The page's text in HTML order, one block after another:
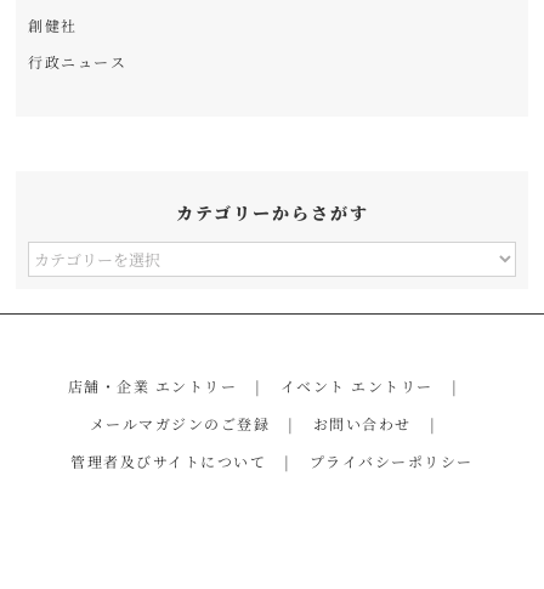
創健社
行政ニュース
カテゴリーからさがす
カ
店舗・企業 エントリー
イベント エントリー
メールマガジンのご登録
お問い合わせ
管理者及びサイトについて
プライバシーポリシー